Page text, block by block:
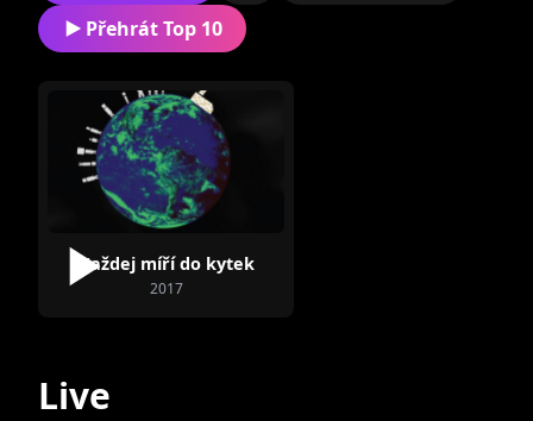
Přehrát Top 10
Každej míří do kytek
2017
Live